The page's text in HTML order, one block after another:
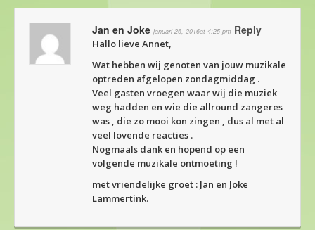
Jan en Joke januari 26, 2016at 4:25 pm Reply
Hallo lieve Annet,
Wat hebben wij genoten van jouw muzikale
optreden afgelopen zondagmiddag .
Veel gasten vroegen waar wij die muziek
weg hadden en wie die allround zangeres
was , die zo mooi kon zingen , dus al met al
veel lovende reacties .
Nogmaals dank en hopend op een
volgende muzikale ontmoeting !
met vriendelijke groet : Jan en Joke
Lammertink.